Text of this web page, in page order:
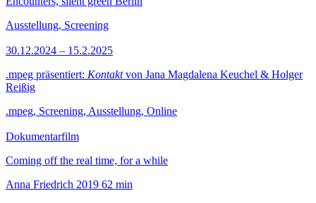
Ausstellung, Screening
30.12.2024 – 15.2.2025
.mpeg präsentiert: Kontaktvon Jana Magdalena Keuchel & Holger
Reißig
.mpeg, Screening, Ausstellung, Online
Dokumentarfilm
Coming off the real time, for a while
Anna Friedrich 2019 62 min